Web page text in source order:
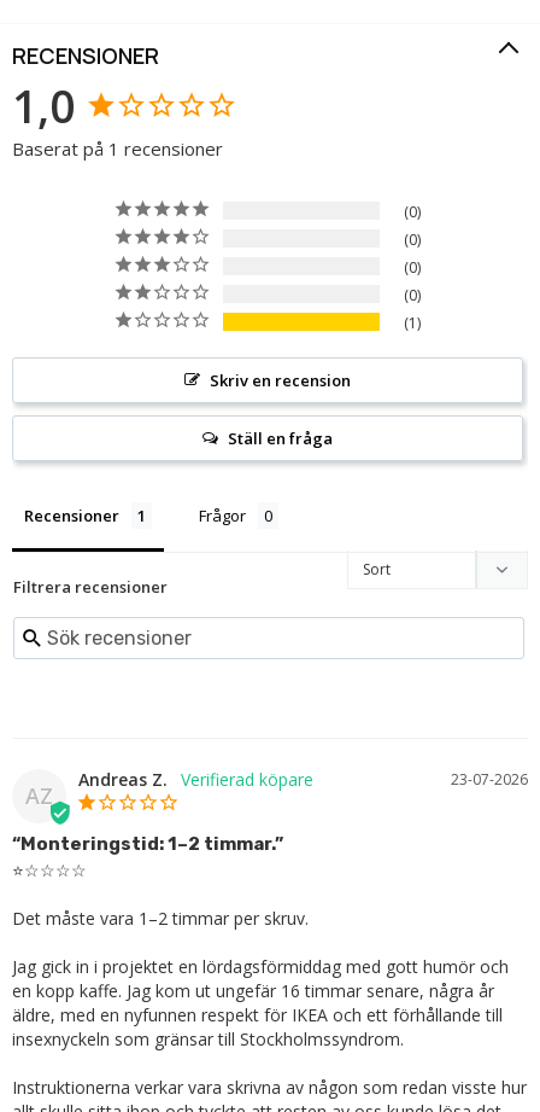
RECENSIONER
1,0
Baserat på 1 recensioner
0
0
0
0
1
Skriv en recension
Ställ en fråga
Recensioner Frågor
Filtrera recensioner
AZ
23-07-2026
Andreas Z.
“Monteringstid: 1–2 timmar.”
⭐☆☆☆☆
Det måste vara 1–2 timmar per skruv.
Jag gick in i projektet en lördagsförmiddag med gott humör och
en kopp kaffe. Jag kom ut ungefär 16 timmar senare, några år
äldre, med en nyfunnen respekt för IKEA och ett förhållande till
insexnyckeln som gränsar till Stockholmssyndrom.
Instruktionerna verkar vara skrivna av någon som redan visste hur